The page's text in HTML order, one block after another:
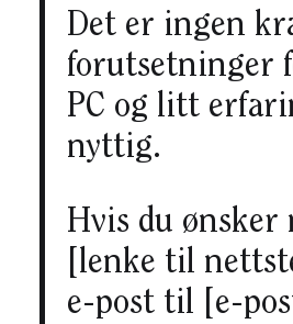
Det er ingen
forutsetninger
PC og litt
nyttig.
Hvis du
[lenke til
e-post til [e-